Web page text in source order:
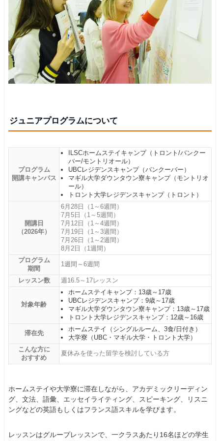
ジュニアプログラムについて
プログラム
開講キャンパス
ILSCホームステイキャンプ（トロント/バンクー
バー/モントリオール）
UBCレジデンスキャンプ（バンクーバー）
マギル大学ダウンタウン寮キャンプ（モントリオ
ール）
トロント大学レジデンスキャンプ（トロント）
開講日
（2026年）
6月28日（1～6週間）
7月5日（1～5週間）
7月12日（1～4週間）
7月19日（1～3週間）
7月26日（1～2週間）
8月2日（1週間）
プログラム
期間
1週間～6週間
レッスン数 週16.5～17レッスン
対象年齢
ホームステイキャンプ：13歳～17歳
UBCレジデンスキャンプ：9歳～17歳
マギル大学ダウンタウン寮キャンプ：13歳～17歳
トロント大学レジデンスキャンプ：12歳～16歳
滞在先
ホームステイ（シングルルーム、3食/日付き）
大学寮（UBC・マギル大学・トロント大学）
こんな方に
おすすめ
夏休みを使った留学を検討している方
ホームステイや大学寮に滞在しながら、アカデミックリーディン
グ、文法、語彙、エッセイライティング、スピーキング、リスニ
ングなどの英語もしくはフランス語スキルを学びます。
レッスンはグループレッスンで、一クラスあたり16名ほどの学生